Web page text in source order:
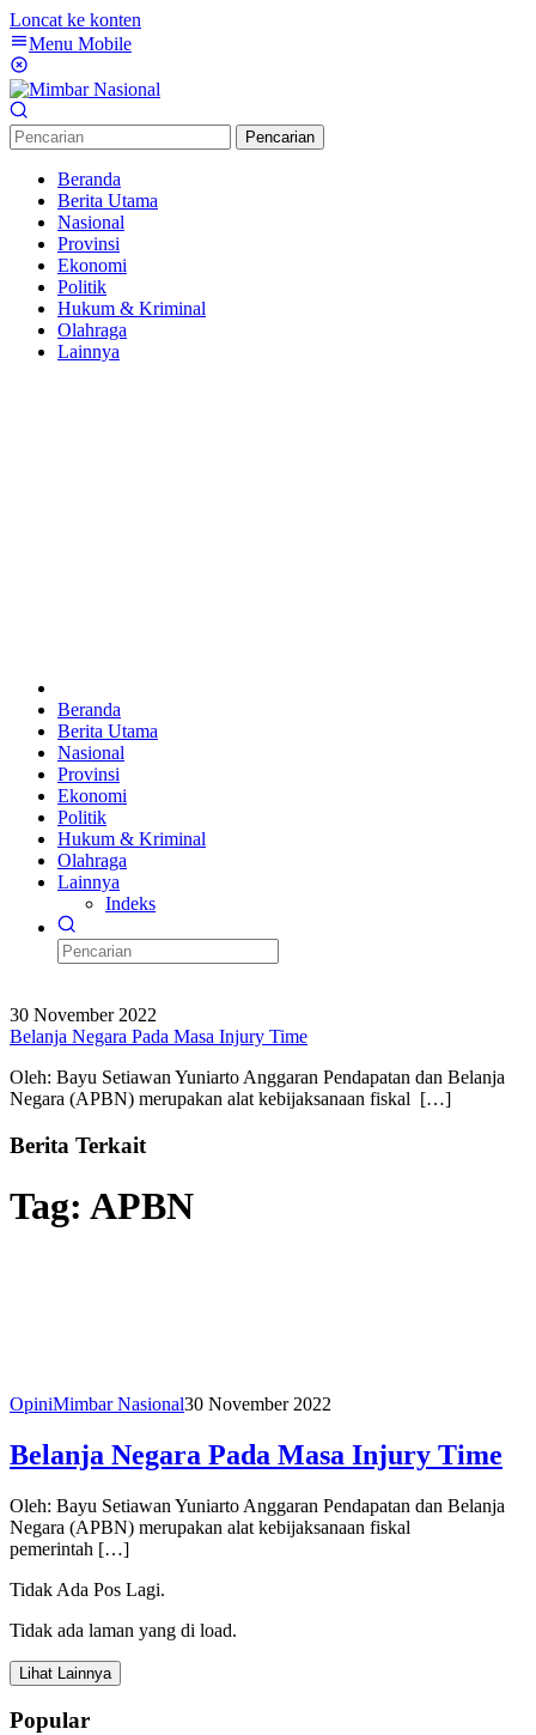
Loncat ke konten
Menu Mobile
Pencarian
Beranda
Berita Utama
Nasional
Provinsi
Ekonomi
Politik
Hukum & Kriminal
Olahraga
Lainnya
Beranda
Berita Utama
Nasional
Provinsi
Ekonomi
Politik
Hukum & Kriminal
Olahraga
Lainnya
Indeks
30 November 2022
Belanja Negara Pada Masa Injury Time
Oleh: Bayu Setiawan Yuniarto Anggaran Pendapatan dan Belanja
Negara (APBN) merupakan alat kebijaksanaan fiskal […]
Berita Terkait
Tag: APBN
OpiniMimbar Nasional30 November 2022
Belanja Negara Pada Masa Injury Time
Oleh: Bayu Setiawan Yuniarto Anggaran Pendapatan dan Belanja
Negara (APBN) merupakan alat kebijaksanaan fiskal
pemerintah […]
Tidak Ada Pos Lagi.
Tidak ada laman yang di load.
Lihat Lainnya
Popular